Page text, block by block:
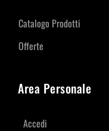
Catalogo Prodotti
Offerte
Area Personale
Accedi